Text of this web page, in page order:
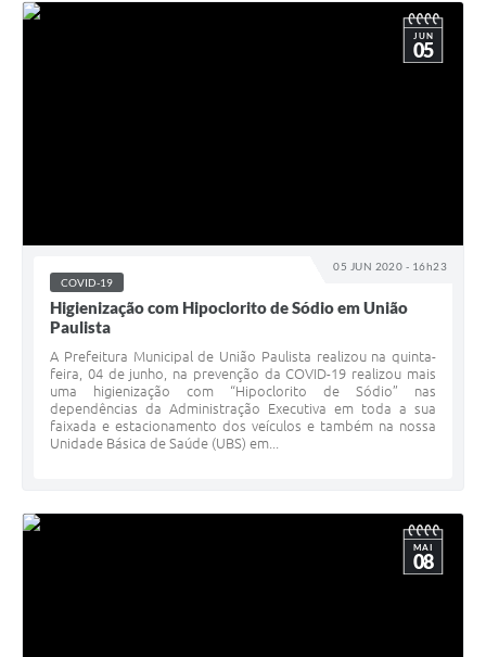
05 JUN 2020 - 16h23
JUN
05
COVID-19
Higienização com Hipoclorito de Sódio em União
Paulista
A Prefeitura Municipal de União Paulista realizou na quinta-
feira, 04 de junho, na prevenção da COVID-19 realizou mais
uma higienização com “Hipoclorito de Sódio” nas
dependências da Administração Executiva em toda a sua
faixada e estacionamento dos veículos e também na nossa
Unidade Básica de Saúde (UBS) em...
MAI
08